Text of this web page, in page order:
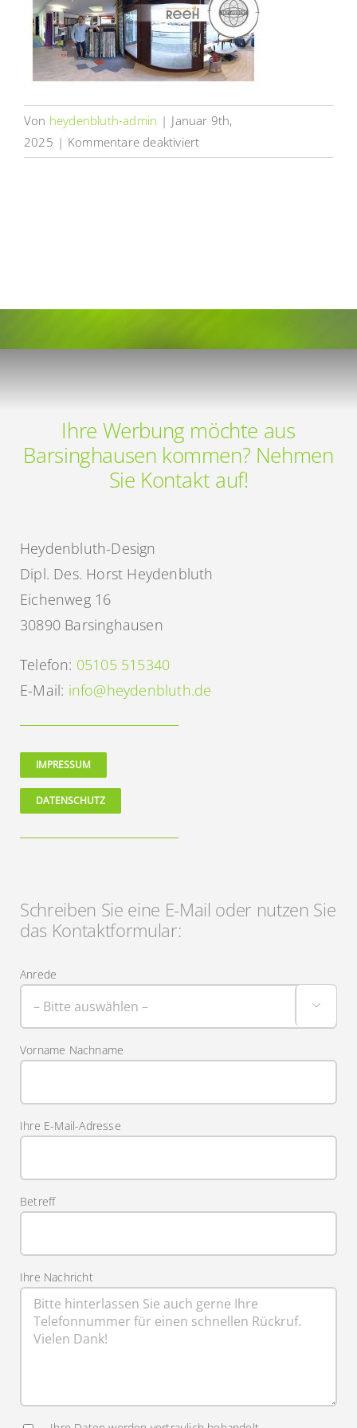
Von heydenbluth-admin | Januar 9th,
2025 | Kommentare deaktiviertfür
Raumgestaltung
Ihre Werbung möchte aus
Barsinghausen kommen? Nehmen
Sie Kontakt auf!
Heydenbluth-Design
Dipl. Des. Horst Heydenbluth
Eichenweg 16
30890 Barsinghausen
Telefon: 05105 515340
E-Mail: info@heydenbluth.de
IMPRESSUM
DATENSCHUTZ
Schreiben Sie eine E-Mail oder nutzen Sie
das Kontaktformular:
Anrede

Vorname Nachname
Ihre E-Mail-Adresse
Betreff
Ihre Nachricht